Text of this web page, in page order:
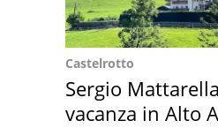
Castelrotto
Sergio
vacanza in Alto